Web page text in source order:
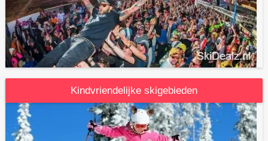
Kindvriendelijke skigebieden